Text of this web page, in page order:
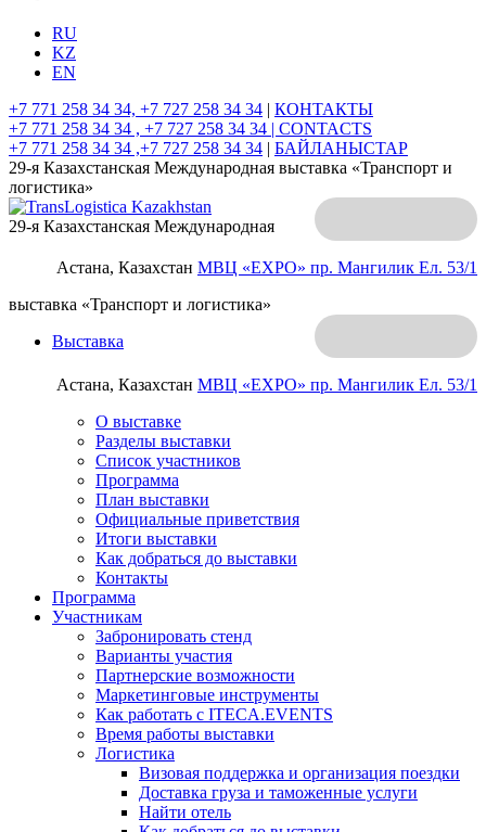
RU
KZ
EN
+7 771 258 34 34, +7 727 258 34 34 | КОНТАКТЫ
+7 771 258 34 34 , +7 727 258 34 34 | CONTACTS
+7 771 258 34 34 ,+7 727 258 34 34 | БАЙЛАНЫСТАР
29-я Казахстанская Международная выставка «Транспорт и
логистика»
Астана, Казахстан МВЦ «EXPO» пр. Мангилик Ел. 53/1
29-я Казахстанская Международная
выставка «Транспорт и логистика»
Астана, Казахстан МВЦ «EXPO» пр. Мангилик Ел. 53/1
Выставка
О выставке
Разделы выставки
Список участников
Программа
План выставки
Официальные приветствия
Итоги выставки
Как добраться до выставки
Контакты
Программа
Участникам
Забронировать стенд
Варианты участия
Партнерские возможности
Маркетинговые инструменты
Как работать с ITECA.EVENTS
Время работы выставки
Логистика
Визовая поддержка и организация поездки
Доставка груза и таможенные услуги
Найти отель